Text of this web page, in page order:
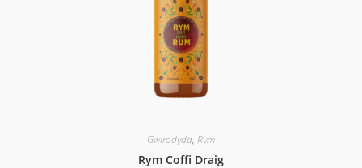
Gwirodydd, Rym
Rym Coffi Draig